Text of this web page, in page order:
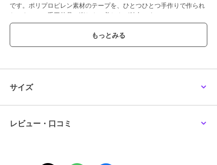
です。ポリプロピレン素材のテープを、ひとつひとつ手作りで作られ
たメキシコの手工芸品の楽しさ、美しさが魅力です。
●水に強く、濡れてもサッと拭くだけでOK
雨に強く、汚れてもサッと拭くだけの簡単お手入れ。また、ガシガシ
使えて汚れても洗えるので雨の日やビーチにもぴったり。
普段のお出かけはもちろんのこと、軽くて丈夫なのでお買い物バッグ
として重宝します。
にぴったりなトレンドアイテムです。
サイズ
レビュー・口コミ